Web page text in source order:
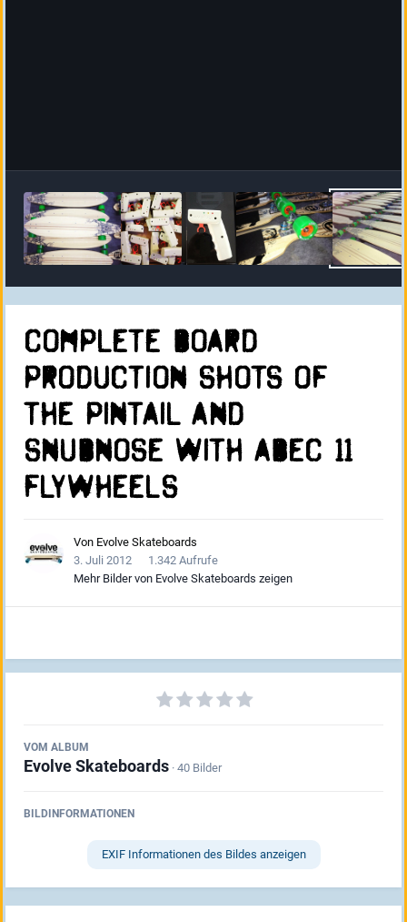
complete board
production shots of
the pintail and
snubnose with abec 11
flywheels
Von Evolve Skateboards
3. Juli 2012
1.342 Aufrufe
Mehr Bilder von Evolve Skateboards zeigen
VOM ALBUM
Evolve Skateboards · 40 Bilder
BILDINFORMATIONEN
EXIF Informationen des Bildes anzeigen